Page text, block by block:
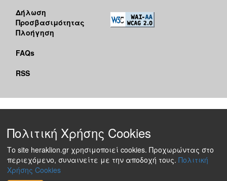
Δήλωση
Προσβασιμότητας
Πλοήγηση
FAQs
RSS
Πολιτική Χρήσης Cookies
Το site heraklion.gr χρησιμοποιεί cookies. Προχωρώντας στο
περιεχόμενο, συναινείτε με την αποδοχή τους. Πολιτική
Χρήσης Cookies